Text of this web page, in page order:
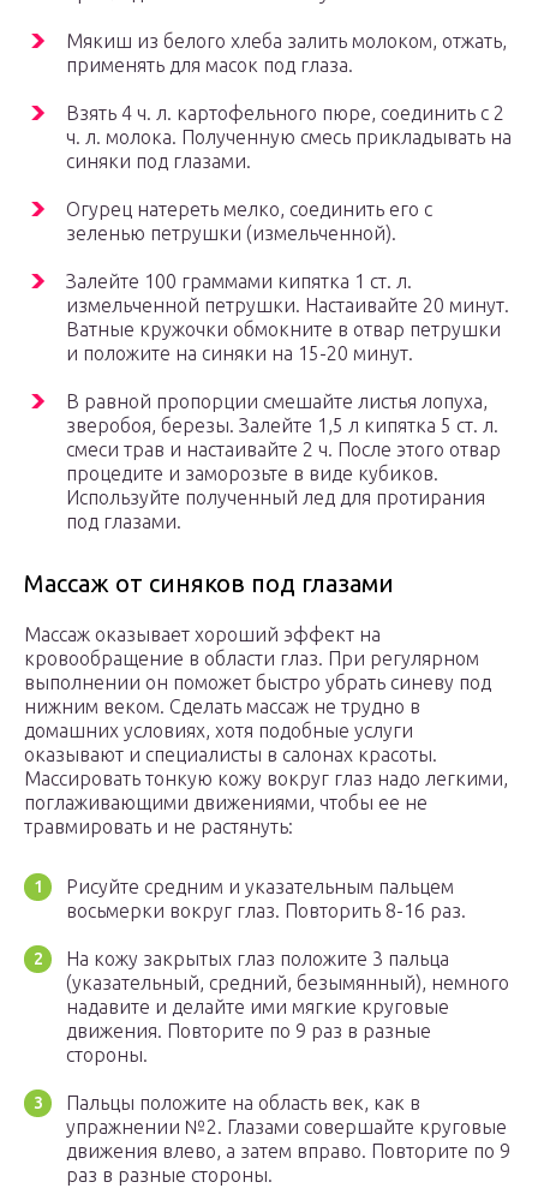
Мякиш из белого хлеба залить молоком, отжать,
применять для масок под глаза.
Взять 4 ч. л. картофельного пюре, соединить с 2
ч. л. молока. Полученную смесь прикладывать на
синяки под глазами.
Огурец натереть мелко, соединить его с
зеленью петрушки (измельченной).
Залейте 100 граммами кипятка 1 ст. л.
измельченной петрушки. Настаивайте 20 минут.
Ватные кружочки обмокните в отвар петрушки
и положите на синяки на 15-20 минут.
В равной пропорции смешайте листья лопуха,
зверобоя, березы. Залейте 1,5 л кипятка 5 ст. л.
смеси трав и настаивайте 2 ч. После этого отвар
процедите и заморозьте в виде кубиков.
Используйте полученный лед для протирания
под глазами.
Массаж от синяков под глазами
Массаж оказывает хороший эффект на
кровообращение в области глаз. При регулярном
выполнении он поможет быстро убрать синеву под
нижним веком. Сделать массаж не трудно в
домашних условиях, хотя подобные услуги
оказывают и специалисты в салонах красоты.
Массировать тонкую кожу вокруг глаз надо легкими,
поглаживающими движениями, чтобы ее не
травмировать и не растянуть:
Рисуйте средним и указательным пальцем
восьмерки вокруг глаз. Повторить 8-16 раз.
На кожу закрытых глаз положите 3 пальца
(указательный, средний, безымянный), немного
надавите и делайте ими мягкие круговые
движения. Повторите по 9 раз в разные
стороны.
Пальцы положите на область век, как в
упражнении №2. Глазами совершайте круговые
движения влево, а затем вправо. Повторите по 9
раз в разные стороны.